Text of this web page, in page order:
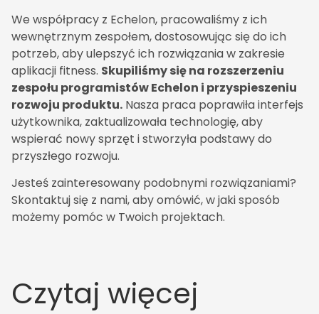
We współpracy z Echelon, pracowaliśmy z ich
wewnętrznym zespołem, dostosowując się do ich
potrzeb, aby ulepszyć ich rozwiązania w zakresie
aplikacji fitness. Skupiliśmy się na rozszerzeniu
zespołu programistów Echelon i przyspieszeniu
rozwoju produktu. Nasza praca poprawiła interfejs
użytkownika, zaktualizowała technologię, aby
wspierać nowy sprzęt i stworzyła podstawy do
przyszłego rozwoju.
Jesteś zainteresowany podobnymi rozwiązaniami?
Skontaktuj się z nami, aby omówić, w jaki sposób
możemy pomóc w Twoich projektach.
Czytaj więcej